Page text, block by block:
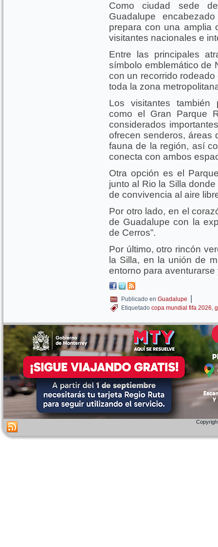
Como ciudad sede
Guadalupe
prepara con una amplia
visitantes nacionales e
Entre las principales
símbolo emblemático de
con un recorrido
toda la zona
Los visitantes también
como el Gran Parque
considerados
ofrecen senderos, áreas
fauna de la región, así
conecta con ambos
Otra opción es el
junto al Rio la Silla
de convivencia al aire
Por otro lado, en el
de Guadalupe con la
de Cerros”.
Por último, otro rincón
la Silla, en la unión de
entorno para
Publicado en Guadalupe |
Etiquetado copa mundial fifa 2026,